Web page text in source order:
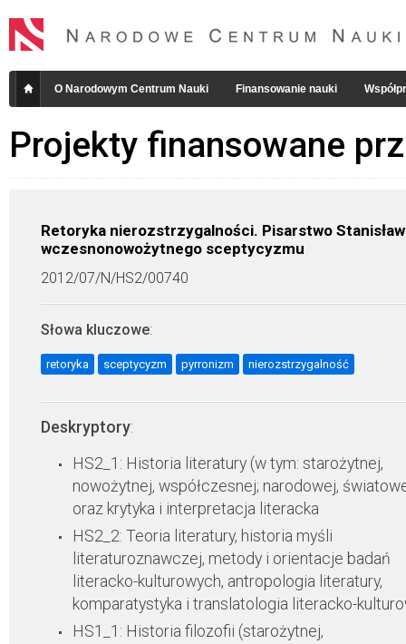
O Narodowym Centrum Nauki Finansowanie nauki
Projekty finansowane
Retoryka nierozstrzygalności. Pisarstwo
wczesnonowożytnego sceptycyzmu
2012/07/N/HS2/00740
Słowa kluczowe:
retoryka sceptycyzm pyrronizm nierozstrzygalność
Deskryptory:
HS2_1: Historia literatury (w tym: starożytnej,
nowożytnej, współczesnej; narodowej,
oraz krytyka i interpretacja literacka
HS2_2: Teoria literatury, historia myśli
literaturoznawczej, metody i orientacje badań
literacko-kulturowych, antropologia literatury,
komparatystyka i translatologia literacko-
HS1_1: Historia filozofii (starożytnej,